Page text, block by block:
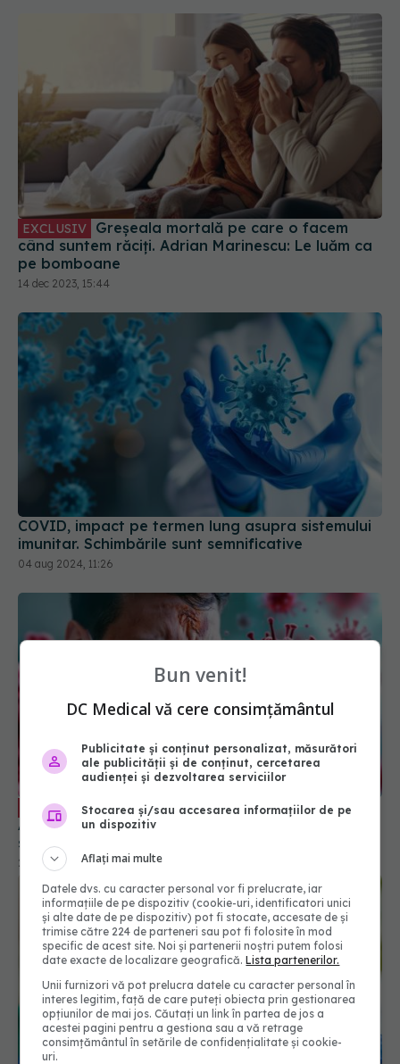
EXCLUSIV
când suntem răciți. Adrian Marinescu: Le luăm ca
pe bomboane
14 dec 2023, 15:44
COVID, impact pe termen lung asupra sistemului
imunitar. Schimbările sunt semnificative
04 aug 2024, 11:26
EXCLUSIV COVID, infecție bianuală. Dr. Simin
Aysel Florescu: Vom avea de două ori pe an. În
sezonul rece, concomitent cu gripa
29 aug 2024, 19:13
Bun venit!
DC Medical vă cere consimțământul
Publicitate și conținut personalizat, măsurători
ale publicității și de conținut, cercetarea
audienței și dezvoltarea serviciilor
Stocarea și/sau accesarea informațiilor de pe
un dispozitiv
Aflați mai multe
Datele dvs. cu caracter personal vor fi prelucrate, iar
informațiile de pe dispozitiv (cookie-uri, identificatori unici
și alte date de pe dispozitiv) pot fi stocate, accesate de și
trimise către 224 de parteneri sau pot fi folosite în mod
specific de acest site. Noi și partenerii noștri putem folosi
date exacte de localizare geografică.Lista partenerilor.
Unii furnizori vă pot prelucra datele cu caracter personal în
interes legitim, față de care puteți obiecta prin gestionarea
opțiunilor de mai jos. Căutați un link în partea de jos a
acestei pagini pentru a gestiona sau a vă retrage
consimțământul în setările de confidențialitate și cookie-
uri.